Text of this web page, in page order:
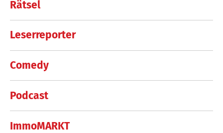
Rätsel
Leserreporter
Comedy
Podcast
ImmoMARKT